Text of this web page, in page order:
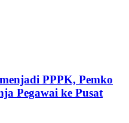
PPPK, Pemko
Pegawai ke Pusat